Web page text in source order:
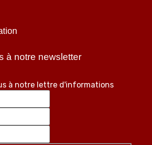
à notre newsletter
à notre lettre d'informations